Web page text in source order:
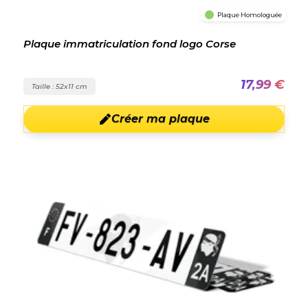
Plaque Homologuée
Plaque immatriculation fond logo Corse
Taille : 52x11 cm 17,99 €
Créer ma plaque